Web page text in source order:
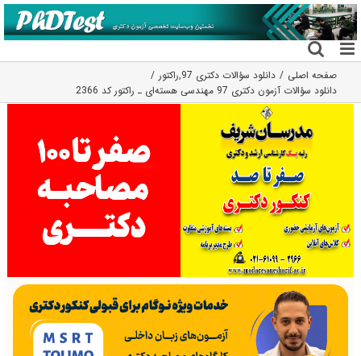
رفتن
به
محتوا
صفحه اصلی دانلود سؤالات دکتری 97 ,راکتور
دانلود سؤالات آزمون دکتری 97 مهندسی هسته‌ای ـ راکتور کد 2366